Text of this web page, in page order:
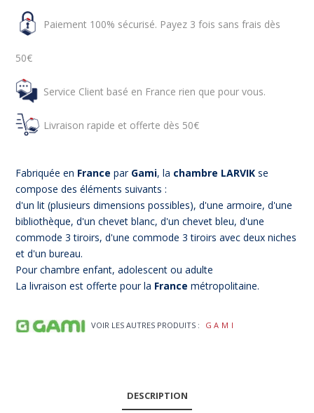
Paiement 100% sécurisé. Payez 3 fois sans frais dès
50€
Service Client basé en France rien que pour vous.
Livraison rapide et offerte dès 50€
Fabriquée en France par Gami, la chambre LARVIK se
compose des éléments suivants :
d'un lit (plusieurs dimensions possibles), d'une armoire, d'une
bibliothèque, d'un chevet blanc, d'un chevet bleu, d'une
commode 3 tiroirs, d'une commode 3 tiroirs avec deux niches
et d'un bureau.
Pour chambre enfant, adolescent ou adulte
La livraison est offerte pour la France métropolitaine.
VOIR LES AUTRES PRODUITS : GAMI
DESCRIPTION